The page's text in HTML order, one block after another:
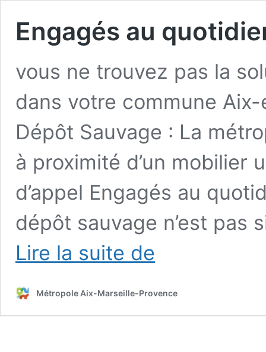
Engagés au
vous ne trouvez pas la
dans votre commune
Dépôt Sauvage : La
à proximité d’un mobilier
d’appel Engagés au
dépôt sauvage n’est pas
Lire la suite de
Métropole Aix-Marseille-Provence